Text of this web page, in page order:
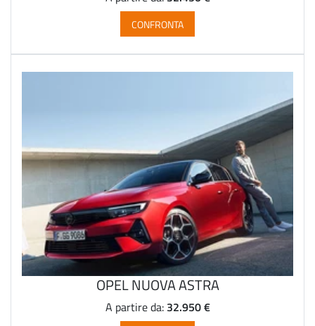
CONFRONTA
OPEL NUOVA ASTRA
A partire da: 32.950 €